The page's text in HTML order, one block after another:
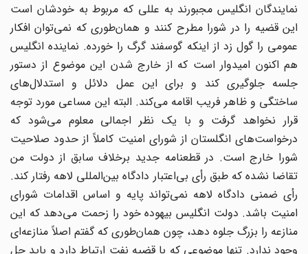
نمایندگان انگلیس مجبورند به عللی که مربوط به خودشان است
این قضیه را در شورا مطرح کنند و همان‌طوری که نمی‌توان افکار
عمومی را گول زد از اینکه گوسفند گرگ را خورده. نماینده انگلیس
هم ‌اکنون امیدوار است که از خارج شدن این موضوع از دستور
جلسه جلوگیری کند و برای این عمل دلائل و استدلال‌های
ساختگی و ظاهر فریب اقامه می‌کند. البته این مساعی مورد توجه
قرار نخواهد گرفت و با یک نظر اجمالی معلوم می‌شود که
درخواست‌های انگلستان از شورای امنیت کاملاً از حدود صلاحیت
شورا خارج است. در قطعنامه جدید برخلاف سابق از دولت من
تقاضا نشده که طبق رأی بی‌اعتبار دادگاه بین‌المللی لاهه رفتار کند.
رأی ضمنی دادگاه لاهه نمی‌تواند پایه و اساس اقدامات شورای
امنیت باشد. دولت انگلیس بیهوده خود را زحمت می‌دهد که این
منازعه را بزرگ جلوه دهد، چون همان‌طوری که گفتم اصلاً منازعه‌ای
وجود ندارد. تنها موضوعی که با قضیه نفت ارتباط دارد و باید حل